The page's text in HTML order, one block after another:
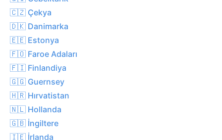
🇨🇿 Çekya
🇩🇰 Danimarka
🇪🇪 Estonya
🇫🇴 Faroe Adaları
🇫🇮 Finlandiya
🇬🇬 Guernsey
🇭🇷 Hırvatistan
🇳🇱 Hollanda
🇬🇧 İngiltere
🇮🇪 İrlanda